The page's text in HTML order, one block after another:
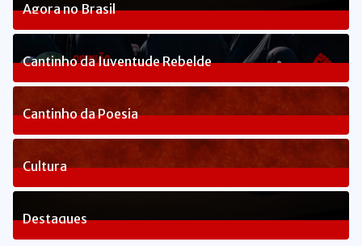
Agora no Brasil
238Posts
Cantinho da Juventude Rebelde
3Posts
Cantinho da Poesia
1Posts
Cultura
82Posts
Destaques